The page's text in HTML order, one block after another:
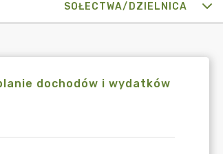
SOŁECTWA/DZIELNICA
dochodów i wydatków